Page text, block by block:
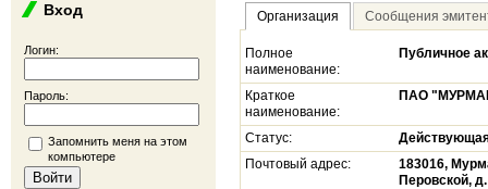
Вход
Логин:
Пароль:
Запомнить меня на этом
компьютере
Организация Сообщения
Полное
наименование:
Публичное
Краткое
наименование:
ПАО
Статус:
Почтовый адрес:
183016,
Перовской,